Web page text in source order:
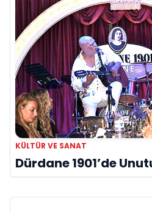
KÜLTÜR VE SANAT
Dürdane 1901’de